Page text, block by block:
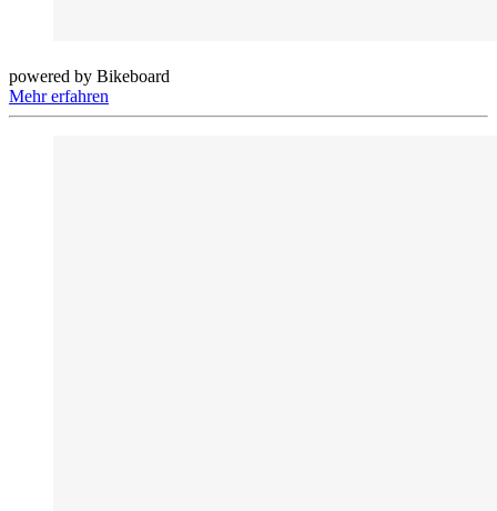
powered by Bikeboard
Mehr erfahren